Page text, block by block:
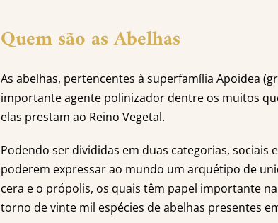
Quem são as Abelhas
As abelhas, pertencentes à superfamília Apoidea
importante agente polinizador dentre os muitos
elas prestam ao Reino Vegetal.
Podendo ser divididas em duas categorias,
poderem expressar ao mundo um arquétipo de
cera e o própolis, os quais têm papel importante
torno de vinte mil espécies de abelhas presentes